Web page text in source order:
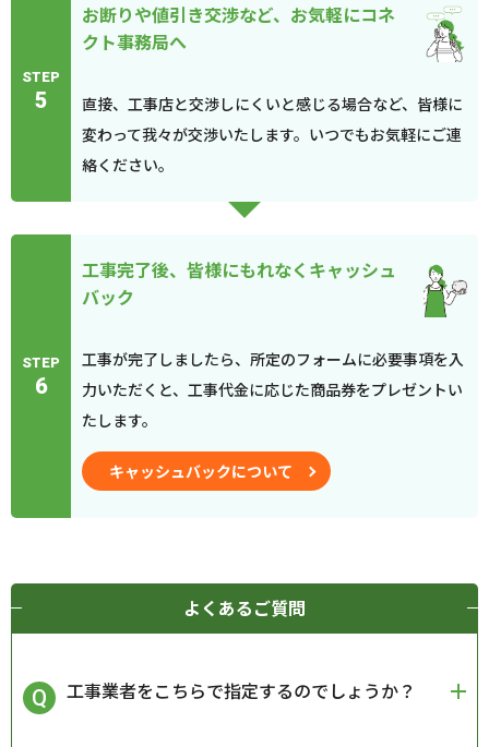
STEP
5
お断りや値引き交渉など、お気軽にコネ
クト事務局へ
直接、工事店と交渉しにくいと感じる場合など、皆様に
変わって我々が交渉いたします。いつでもお気軽にご連
絡ください。
STEP
6
工事完了後、皆様にもれなくキャッシュ
バック
工事が完了しましたら、所定のフォームに必要事項を入
力いただくと、工事代金に応じた商品券をプレゼントい
たします。
キャッシュバックについて
よくあるご質問
工事業者をこちらで指定するのでしょうか？